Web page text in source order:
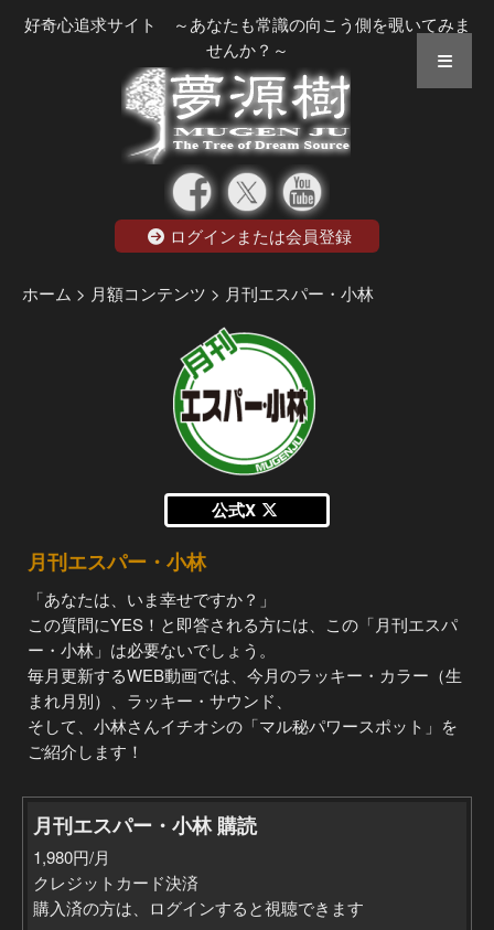
好奇心追求サイト ～あなたも常識の向こう側を覗いてみま
せんか？～
ログインまたは会員登録
ホーム > 月額コンテンツ > 月刊エスパー・小林
公式X
月刊エスパー・小林
「あなたは、いま幸せですか？」
この質問にYES！と即答される方には、この「月刊エスパ
ー・小林」は必要ないでしょう。
毎月更新するWEB動画では、今月のラッキー・カラー（生
まれ月別）、ラッキー・サウンド、
そして、小林さんイチオシの「マル秘パワースポット」を
ご紹介します！
月刊エスパー・小林 購読
1,980円/月
クレジットカード決済
購入済の方は、ログインすると視聴できます